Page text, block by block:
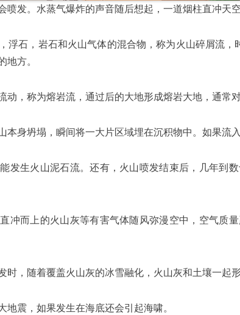
喷发。水蒸气爆炸的声音随后想起，一道烟柱直冲天空
浮石，岩石和火山气体的混合物，称为火山碎屑流
地方。
动，称为熔岩流，通过后的大地形成熔岩大地，通常
本身坍塌，瞬间将一大片区域埋在沉积物中。如果流
发生火山泥石流。还有，火山喷发结束后，几年到
冲而上的火山灰等有害气体随风弥漫空中，空气质
时，随着覆盖火山灰的冰雪融化，火山灰和土壤一起
地震，如果发生在海底还会引起海啸。